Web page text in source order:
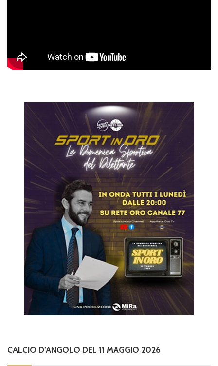
CALCIO D’ANGOLO DEL 11 MAGGIO 2026